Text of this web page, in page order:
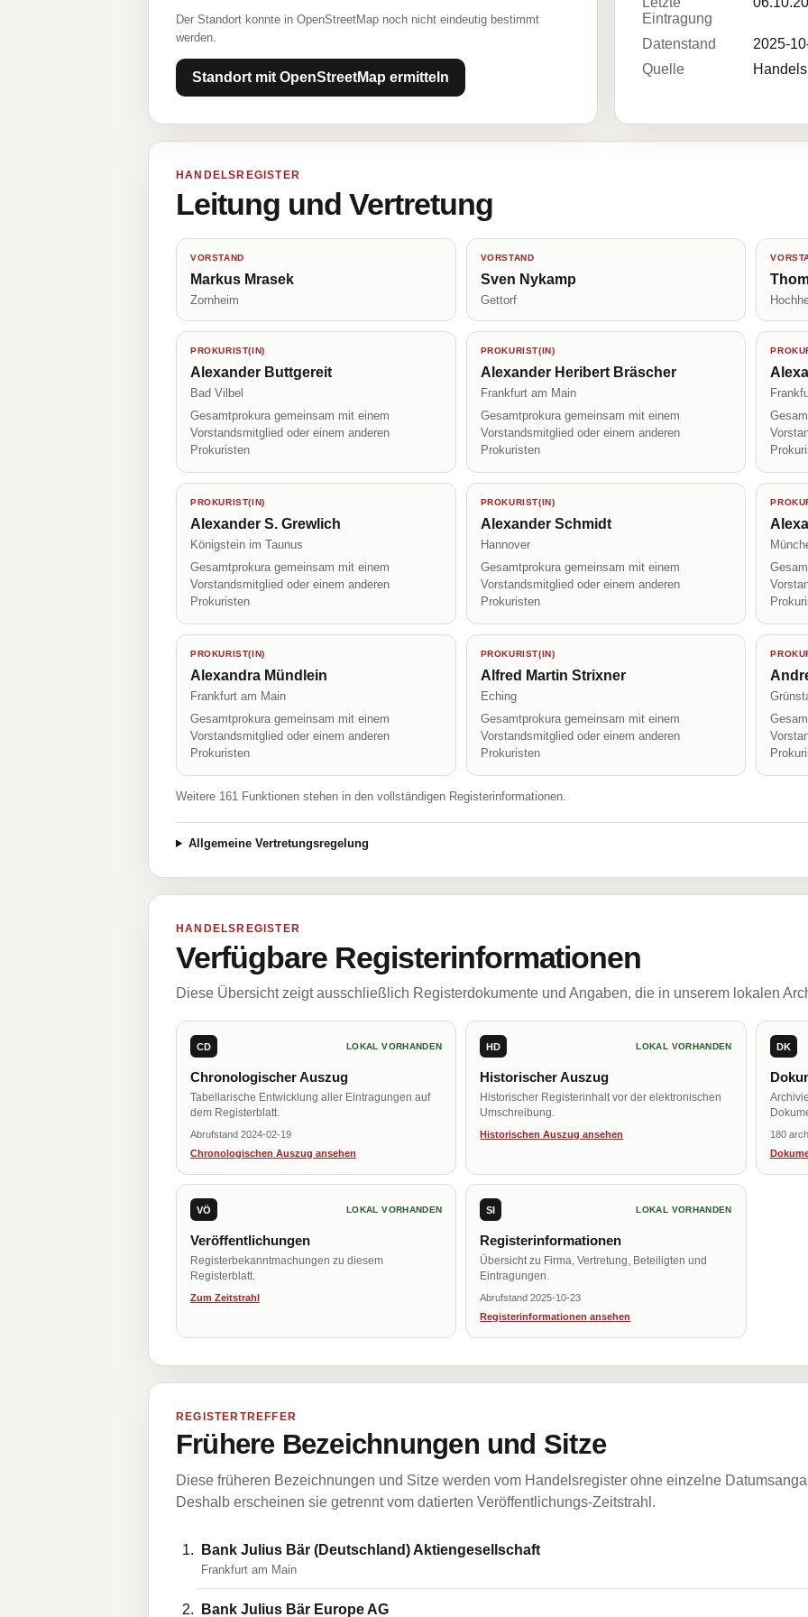
Der Standort konnte in OpenStreetMap noch nicht eindeutig bestimmt
werden.
Standort mit OpenStreetMap ermitteln
Eintragung
Datenstand
2025-
Quelle
HANDELSREGISTER
Leitung und Vertretung
VORSTAND
Markus Mrasek
Zornheim
VORSTAND
Sven Nykamp
Gettorf
PROKURIST(IN)
Alexander Buttgereit
Bad Vilbel
Gesamtprokura gemeinsam mit einem
Vorstandsmitglied oder einem anderen
Prokuristen
PROKURIST(IN)
Alexander Heribert Bräscher
Frankfurt am Main
Gesamtprokura gemeinsam mit einem
Vorstandsmitglied oder einem anderen
Prokuristen
PROKURIST(IN)
Alexander S. Grewlich
Königstein im Taunus
Gesamtprokura gemeinsam mit einem
Vorstandsmitglied oder einem anderen
Prokuristen
PROKURIST(IN)
Alexander Schmidt
Hannover
Gesamtprokura gemeinsam mit einem
Vorstandsmitglied oder einem anderen
Prokuristen
PROKURIST(IN)
Alexandra Mündlein
Frankfurt am Main
Gesamtprokura gemeinsam mit einem
Vorstandsmitglied oder einem anderen
Prokuristen
PROKURIST(IN)
Alfred Martin Strixner
Eching
Gesamtprokura gemeinsam mit einem
Vorstandsmitglied oder einem anderen
Prokuristen
Weitere 161 Funktionen stehen in den vollständigen Registerinformationen.
Allgemeine Vertretungsregelung
HANDELSREGISTER
Verfügbare Registerinformationen
Diese Übersicht zeigt ausschließlich Registerdokumente und Angaben, die in unserem lokalen
CD LOKAL VORHANDEN
Chronologischer Auszug
Tabellarische Entwicklung aller Eintragungen auf
dem Registerblatt.
Abrufstand 2024-02-19
Chronologischen Auszug ansehen
HD LOKAL VORHANDEN
Historischer Auszug
Historischer Registerinhalt vor der elektronischen
Umschreibung.
Historischen Auszug ansehen
DK
180
VÖ LOKAL VORHANDEN
Veröffentlichungen
Registerbekanntmachungen zu diesem
Registerblatt.
Zum Zeitstrahl
SI LOKAL VORHANDEN
Registerinformationen
Übersicht zu Firma, Vertretung, Beteiligten und
Eintragungen.
Abrufstand 2025-10-23
Registerinformationen ansehen
REGISTERTREFFER
Frühere Bezeichnungen und Sitze
Diese früheren Bezeichnungen und Sitze werden vom Handelsregister ohne einzelne
Deshalb erscheinen sie getrennt vom datierten Veröffentlichungs-Zeitstrahl.
Bank Julius Bär (Deutschland) Aktiengesellschaft
Frankfurt am Main
Bank Julius Bär Europe AG